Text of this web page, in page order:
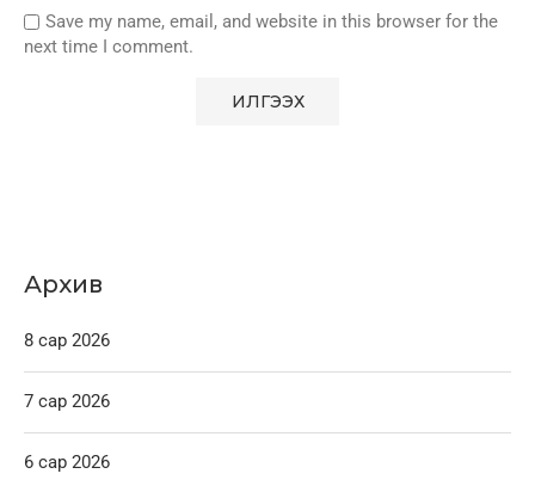
Save my name, email, and website in this browser for the
next time I comment.
Архив
8 сар 2026
7 сар 2026
6 сар 2026